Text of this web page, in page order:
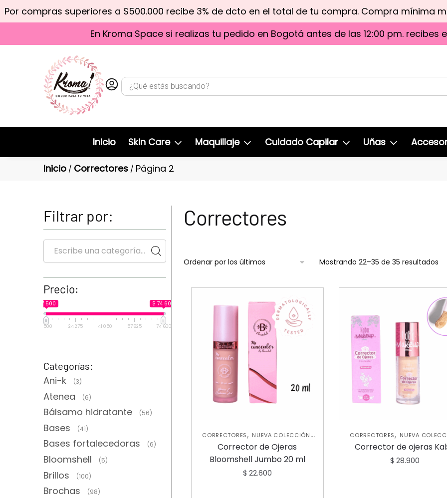
Por compras superiores a $500.000 recibe 3% de dcto en el total de tu compra. Compra mínima
En Kroma Space si realizas tu pedido en Bogotá antes de las 12:00 pm. recibes
Inicio Skin Care Maquillaje Cuidado Capilar Uñas
Inicio / Correctores / Página 2
Correctores
Mostrando 22–35 de 35 resultados
CORRECTORES, NUEVA COLECCIÓN,
ROSTRO
Corrector de Ojeras
Bloomshell Jumbo 20 ml
$ 22.600
CORRECTORES, NUEVA
ROSTRO
Corrector de ojeras
$ 28.900
Filtrar por:
Precio:
$ 7 500 $ 74 600
7 500 24 275 41 050 57 825 74 600
Categorías:
Ani-k (3)
Atenea (6)
Bálsamo hidratante (56)
Bases (41)
Bases fortalecedoras (6)
Bloomshell (5)
Brillos (100)
Brochas (98)